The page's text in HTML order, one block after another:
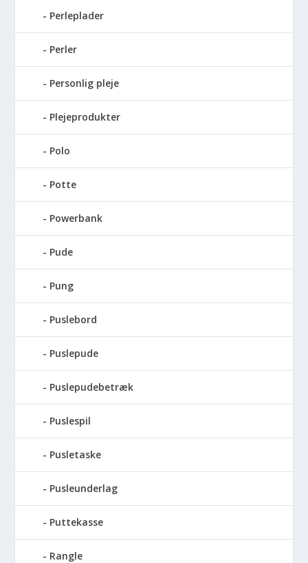
Perleplader
Perler
Personlig pleje
Plejeprodukter
Polo
Potte
Powerbank
Pude
Pung
Puslebord
Puslepude
Puslepudebetræk
Puslespil
Pusletaske
Pusleunderlag
Puttekasse
Rangle